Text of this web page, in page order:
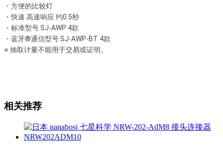
・方便的比较灯
・快速 高速响应 约0.5秒
・标准型号 SJ-AWP 4款
・蓝牙®通信型号 SJ-AWP-BT 4款
※ 抽取计量不能用于交易或证明。
相关推荐